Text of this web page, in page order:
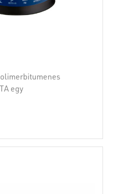
egy
bitumenes